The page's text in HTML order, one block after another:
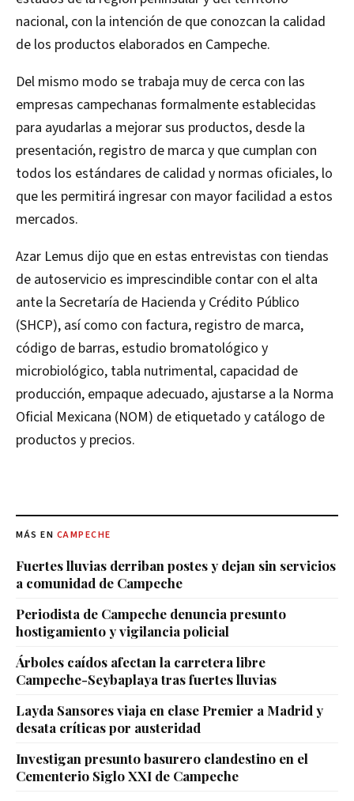
nacional, con la intención de que conozcan la calidad
de los productos elaborados en Campeche.
Del mismo modo se trabaja muy de cerca con las
empresas campechanas formalmente establecidas
para ayudarlas a mejorar sus productos, desde la
presentación, registro de marca y que cumplan con
todos los estándares de calidad y normas oficiales, lo
que les permitirá ingresar con mayor facilidad a estos
mercados.
Azar Lemus dijo que en estas entrevistas con tiendas
de autoservicio es imprescindible contar con el alta
ante la Secretaría de Hacienda y Crédito Público
(SHCP), así como con factura, registro de marca,
código de barras, estudio bromatológico y
microbiológico, tabla nutrimental, capacidad de
producción, empaque adecuado, ajustarse a la Norma
Oficial Mexicana (NOM) de etiquetado y catálogo de
productos y precios.
MÁS EN CAMPECHE
Fuertes lluvias derriban postes y dejan sin servicios
a comunidad de Campeche
Periodista de Campeche denuncia presunto
hostigamiento y vigilancia policial
Árboles caídos afectan la carretera libre
Campeche-Seybaplaya tras fuertes lluvias
Layda Sansores viaja en clase Premier a Madrid y
desata críticas por austeridad
Investigan presunto basurero clandestino en el
Cementerio Siglo XXI de Campeche